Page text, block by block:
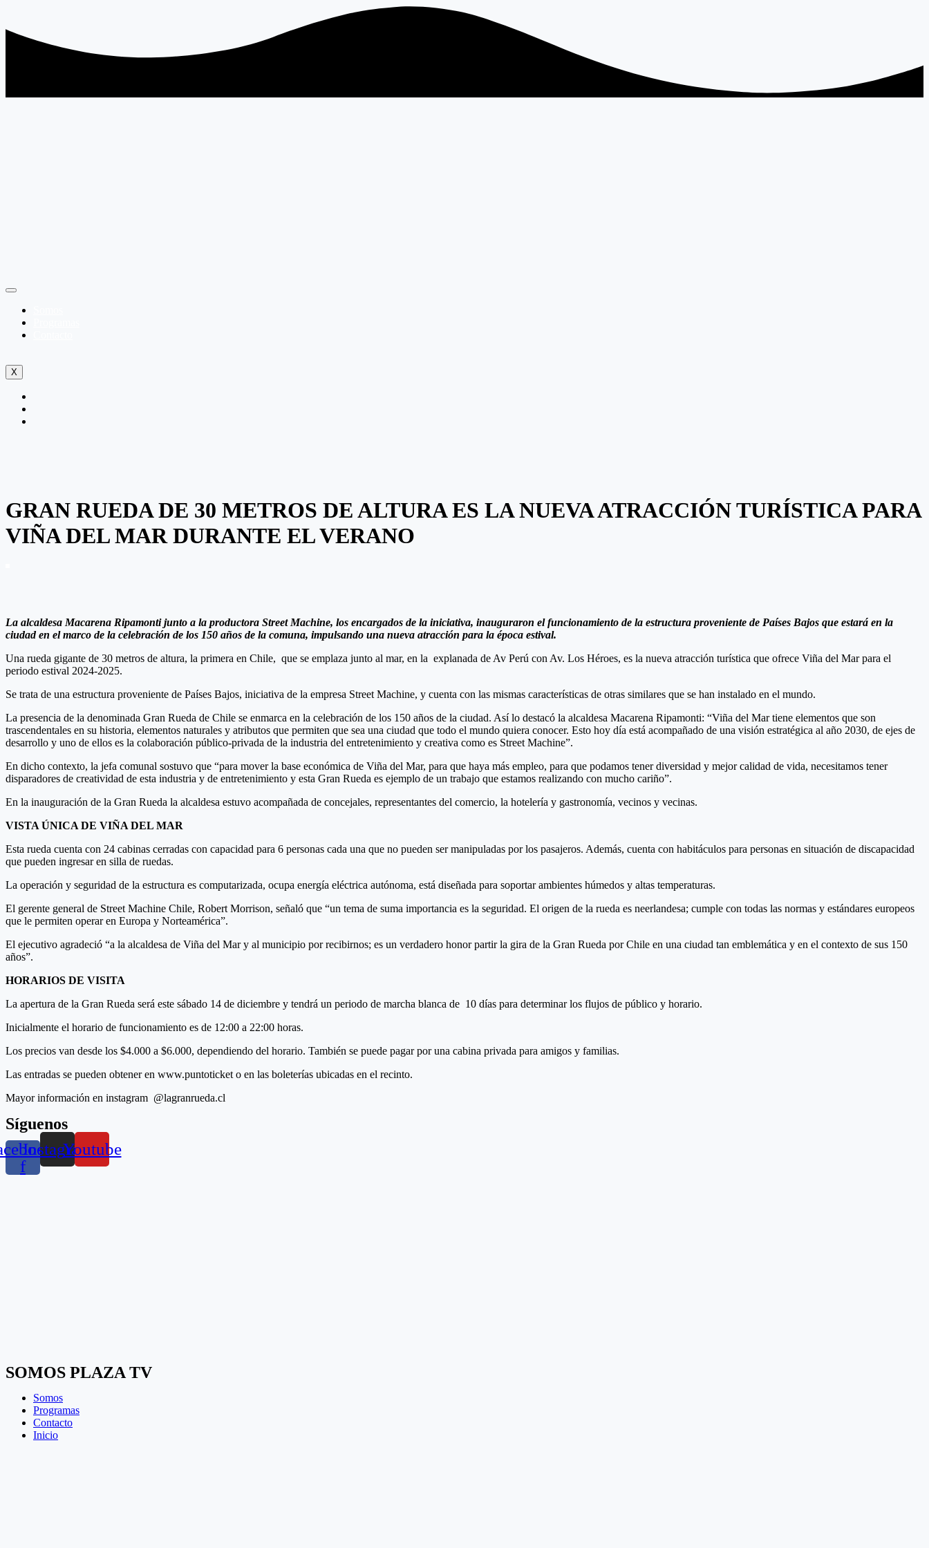
X
GRAN RUEDA DE 30 METROS DE ALTURA ES LA NUEVA ATRACCIÓN TURÍSTICA PARA
VIÑA DEL MAR DURANTE EL VERANO
La alcaldesa Macarena Ripamonti junto a la productora Street Machine, los encargados de la iniciativa, inauguraron el funcionamiento de la estructura proveniente de Países Bajos que estará en la
ciudad en el marco de la celebración de los 150 años de la comuna, impulsando una nueva atracción para la época estival.
Una rueda gigante de 30 metros de altura, la primera en Chile, que se emplaza junto al mar, en la explanada de Av Perú con Av. Los Héroes, es la nueva atracción turística que ofrece Viña del Mar para el
periodo estival 2024-2025.
Se trata de una estructura proveniente de Países Bajos, iniciativa de la empresa Street Machine, y cuenta con las mismas características de otras similares que se han instalado en el mundo.
La presencia de la denominada Gran Rueda de Chile se enmarca en la celebración de los 150 años de la ciudad. Así lo destacó la alcaldesa Macarena Ripamonti: “Viña del Mar tiene elementos que son
trascendentales en su historia, elementos naturales y atributos que permiten que sea una ciudad que todo el mundo quiera conocer. Esto hoy día está acompañado de una visión estratégica al año 2030, de ejes de
desarrollo y uno de ellos es la colaboración público-privada de la industria del entretenimiento y creativa como es Street Machine”.
En dicho contexto, la jefa comunal sostuvo que “para mover la base económica de Viña del Mar, para que haya más empleo, para que podamos tener diversidad y mejor calidad de vida, necesitamos tener
disparadores de creatividad de esta industria y de entretenimiento y esta Gran Rueda es ejemplo de un trabajo que estamos realizando con mucho cariño”.
En la inauguración de la Gran Rueda la alcaldesa estuvo acompañada de concejales, representantes del comercio, la hotelería y gastronomía, vecinos y vecinas.
VISTA ÚNICA DE VIÑA DEL MAR
Esta rueda cuenta con 24 cabinas cerradas con capacidad para 6 personas cada una que no pueden ser manipuladas por los pasajeros. Además, cuenta con habitáculos para personas en situación de discapacidad
que pueden ingresar en silla de ruedas.
La operación y seguridad de la estructura es computarizada, ocupa energía eléctrica autónoma, está diseñada para soportar ambientes húmedos y altas temperaturas.
El gerente general de Street Machine Chile, Robert Morrison, señaló que “un tema de suma importancia es la seguridad. El origen de la rueda es neerlandesa; cumple con todas las normas y estándares europeos
que le permiten operar en Europa y Norteamérica”.
El ejecutivo agradeció “a la alcaldesa de Viña del Mar y al municipio por recibirnos; es un verdadero honor partir la gira de la Gran Rueda por Chile en una ciudad tan emblemática y en el contexto de sus 150
años”.
HORARIOS DE VISITA
La apertura de la Gran Rueda será este sábado 14 de diciembre y tendrá un periodo de marcha blanca de 10 días para determinar los flujos de público y horario.
Inicialmente el horario de funcionamiento es de 12:00 a 22:00 horas.
Los precios van desde los $4.000 a $6.000, dependiendo del horario. También se puede pagar por una cabina privada para amigos y familias.
Las entradas se pueden obtener en www.puntoticket o en las boleterías ubicadas en el recinto.
Mayor información en instagram @lagranrueda.cl
Síguenos
f
InstagramYoutube
SOMOS PLAZA TV
Somos
Programas
Contacto
Inicio